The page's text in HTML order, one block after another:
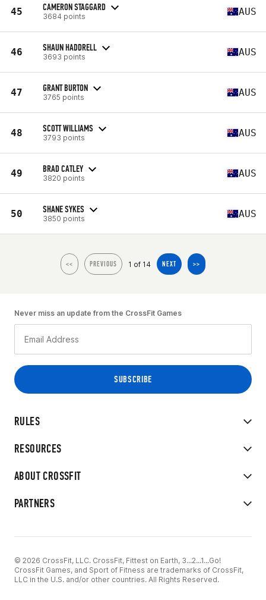
45 CAMERON STAGGARD
3684 points AUS
46 SHAUN HADDRELL
3693 points AUS
47 GRANT BURTON
3765 points AUS
48 SCOTT WILLIAMS
3793 points AUS
49 BRAD CATLEY
3820 points AUS
50 SHANE SYKES
3850 points AUS
<< PREVIOUS 1 of 14 NEXT >>
RULES
RESOURCES
ABOUT CROSSFIT
PARTNERS
Never miss an update from the CrossFit Games
© 2026 CrossFit, LLC. CrossFit, Fittest on Earth, 3...2...1...Go!
CrossFit Games, and Sport of Fitness are trademarks of CrossFit,
LLC in the U.S. and/or other countries. All Rights Reserved.